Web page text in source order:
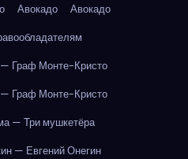
Авокадо
Авокадо
Граф Монте-Кристо
Граф Монте-Кристо
— Три мушкетёра
— Евгений Онегин